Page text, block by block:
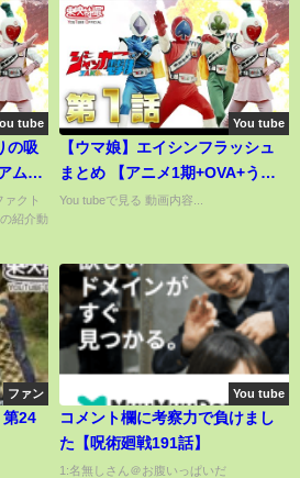
tube
の吸
ム抱
クト
紹介動
You tube
【ウマ娘】エイシンフラッシュ
まとめ 【アニメ1期+OVA+うま
よん】
You tubeで見る 動画内容...
ファン
24
You tube
コメント欄に考察力で負けまし
た【呪術廻戦191話】
1:名無しさん＠お腹いっぱいだ